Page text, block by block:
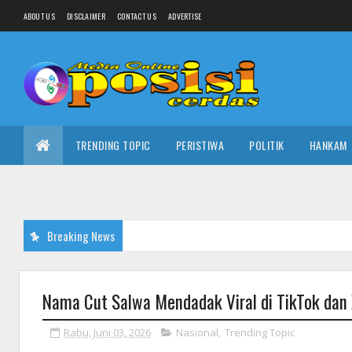
ABOUT US DISCLAIMER CONTACT US ADVERTISE
TRENDING TOPIC PERISTIWA POLITIK HANKAM
Breaking News
Nama Cut Salwa Mendadak Viral di TikTok dan
Rabu, Juni 03, 2026 Nasional, Trending Topic